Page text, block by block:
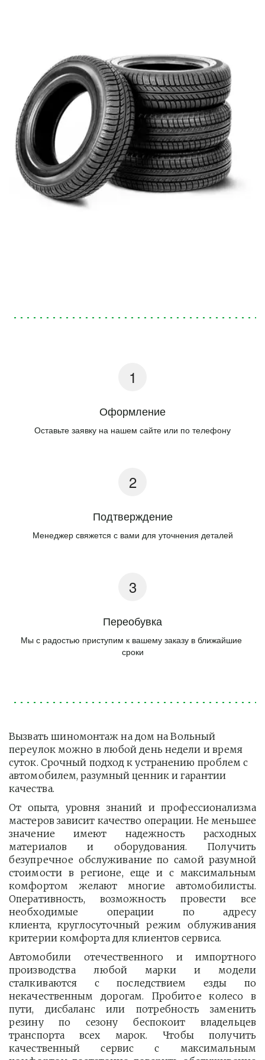
Оформление
Оставьте заявку на нашем сайте или по телефону
Подтверждение
Менеджер свяжется с вами для уточнения деталей
Переобувка
Мы с радостью приступим к вашему заказу в ближайшие
сроки
Вызвать шиномонтаж на дом на Вольный
переулок можно в любой день недели и время
суток. Срочный подход к устранению проблем с
автомобилем, разумный ценник и гарантии
качества.
От опыта, уровня знаний и профессионализма
мастеров зависит качество операции. Не меньшее
значение имеют надежность расходных
материалов и оборудования. Получить
безупречное обслуживание по самой разумной
стоимости в регионе, еще и с максимальным
комфортом желают многие автомобилисты.
Оперативность, возможность провести все
необходимые операции по адресу
клиента, круглосуточный режим облуживания
критерии комфорта для клиентов сервиса.
Автомобили отечественного и импортного
производства любой марки и модели
сталкиваются с последствием езды по
некачественным дорогам. Пробитое колесо в
пути, дисбаланс или потребность заменить
резину по сезону беспокоит владельцев
транспорта всех марок. Чтобы получить
качественный сервис с максимальным